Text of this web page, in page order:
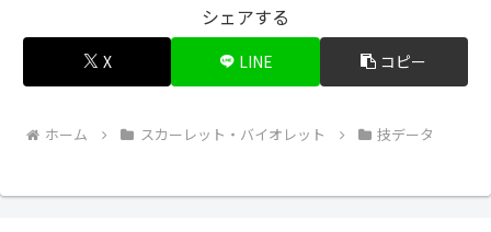
シェアする
X LINE コピー
ホーム スカーレット・バイオレット 技データ